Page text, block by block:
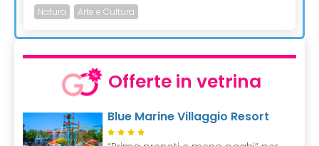
Natura Arte e Cultura
Offerte in vetrina
Blue Marine Villaggio Resort